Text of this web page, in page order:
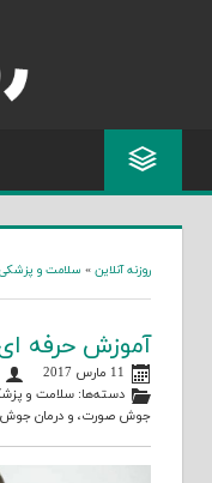
روزنه آنلاین » سلامت و پزشکی
آموزش حرفه
11 مارس 2017
دسته‌ها:سلامت و
جوش صورت، و درمان جوش